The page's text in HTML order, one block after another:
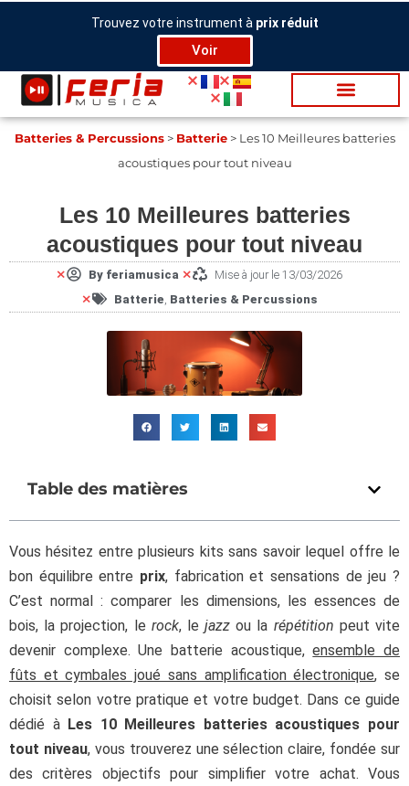
Aller
Trouvez votre instrument à prix réduit
Voir
Bat­te­ries & Per­cus­sions> Batterie> Les 10 Meilleures batteries
acoustiques pour tout niveau
Les 10 Meilleures batteries
acoustiques pour tout niveau
By feriamusica
Mise à jour le 13/03/2026
Batterie Bat­te­ries & Per­cus­sions
Table des matières
Vous hésitez entre plusieurs kits sans savoir lequel offre le
bon équilibre entre prix, fabrication et sensations de jeu ?
C’est normal : comparer les dimensions, les essences de
bois, la projection, le rock, lejazz ou la répétition peut vite
devenir complexe. Une batterie acoustique,ensemble de
fûts et cymbales joué sans amplification électronique, se
choisit selon votre pratique et votre budget. Dans ce guide
dédié à Les 10 Meilleures batteries acoustiques pour
tout niveau, vous trouverez une sélection claire, fondée sur
des critères objectifs pour simplifier votre achat. Vous